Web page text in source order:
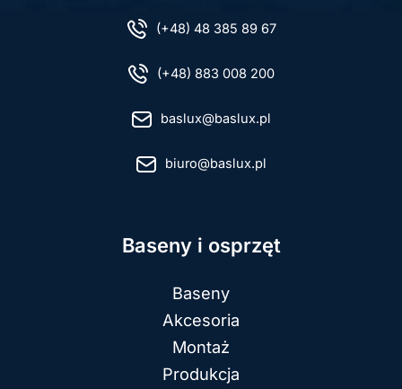
(+48) 48 385 89 67
(+48) 883 008 200
baslux@baslux.pl
biuro@baslux.pl
Baseny i osprzęt
Baseny
Akcesoria
Montaż
Produkcja